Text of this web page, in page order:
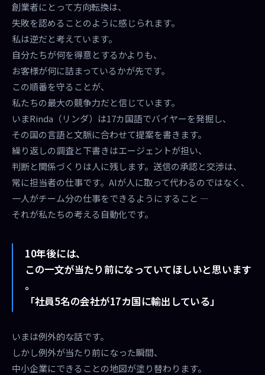
創業者にとって方向転換は、
失敗を認めることのように感じられます。
私は逆だと考えています。
自分たちが何を得意とするかよりも、
お客様が何に詰まっているかが先です。
この順番を守ることが、
私たちの最大の競争力だと信じています。
いまRinda（リンダ）は17カ国語でバイヤーを発掘し、
その国の言語と文脈に合わせて提案を書きます。
繰り返しの調査と下書きはエージェントが担い、
判断と関係づくりは人に残します。送信の承認と交渉は、
常に担当者の仕事です。AIが人に取って代わるのではなく、
一人がチーム分の仕事をできるようにすること —
それが私たちの考える自動化です。
10年後には、
この一文が当たり前になっていてほしいと思います
。
「社員5名の会社が17カ国に輸出している」
いまは例外的な話です。
しかし例外が当たり前になった瞬間、
中小企業にできることの地図が塗り替わります。